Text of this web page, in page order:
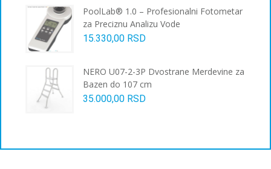
PoolLab® 1.0 – Profesionalni Fotometar
za Preciznu Analizu Vode
15.330,00 RSD
NERO U07-2-3P Dvostrane Merdevine za
Bazen do 107 cm
35.000,00 RSD